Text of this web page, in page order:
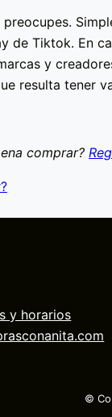
de Tiktok. En
y
resulta tener
comprar?
y horarios
©